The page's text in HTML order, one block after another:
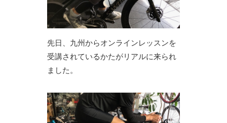
先日、九州からオンラインレッスンを
受講されているかたがリアルに来られ
ました。